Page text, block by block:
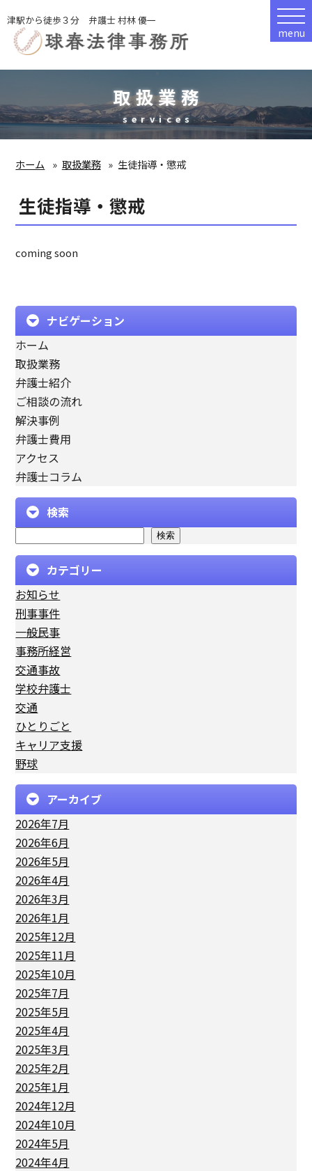
津駅から徒歩３分 弁護士 村林 優一
menu
取扱業務
services
ホーム 取扱業務 生徒指導・懲戒
生徒指導・懲戒
coming soon
ナビゲーション
ホーム
取扱業務
弁護士紹介
ご相談の流れ
解決事例
弁護士費用
アクセス
弁護士コラム
検索
検索
カテゴリー
お知らせ
刑事事件
一般民事
事務所経営
交通事故
学校弁護士
交通
ひとりごと
キャリア支援
野球
アーカイブ
2026年7月
2026年6月
2026年5月
2026年4月
2026年3月
2026年1月
2025年12月
2025年11月
2025年10月
2025年7月
2025年5月
2025年4月
2025年3月
2025年2月
2025年1月
2024年12月
2024年10月
2024年5月
2024年4月